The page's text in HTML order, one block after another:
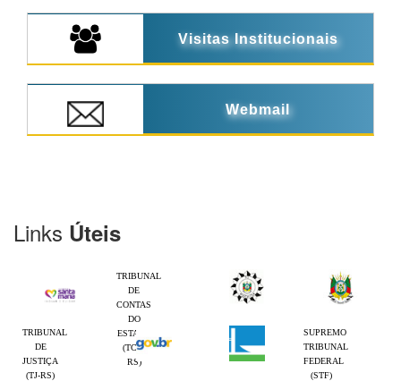
Visitas Institucionais
Webmail
Links Úteis
TRIBUNAL
DE
CONTAS
DO
ESTADO
(TCE-
RS)
TRIBUNAL
DE
JUSTIÇA
(TJ-RS)
SUPREMO
TRIBUNAL
FEDERAL
(STF)